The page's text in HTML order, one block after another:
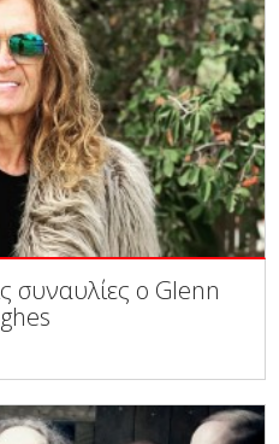
συναυλίες ο Glenn